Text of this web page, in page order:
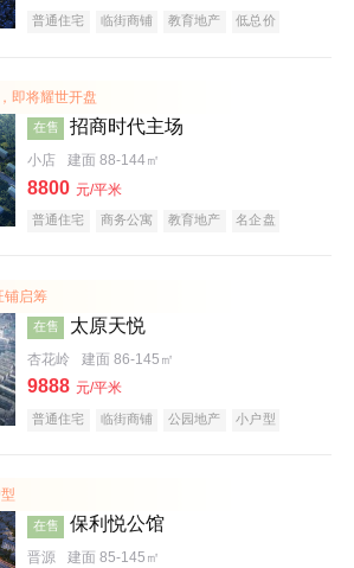
普通住宅 临街商铺 教育地产
低总价
即将耀世开盘
在售 招商时代主场
小店 建面 88-144㎡
8800 元/平米
普通住宅 商务公寓 教育地产
名企盘
铺启筹
在售 太原天悦
杏花岭 建面 86-145㎡
9888 元/平米
普通住宅 临街商铺 公园地产
小户型
在售 保利悦公馆
晋源 建面 85-145㎡